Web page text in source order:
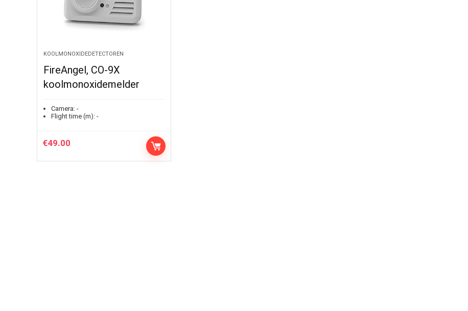
KOOLMONOXIDEDETECTOREN
FireAngel, CO-9X
koolmonoxidemelder
Camera: -
Flight time (m): -
€49.00